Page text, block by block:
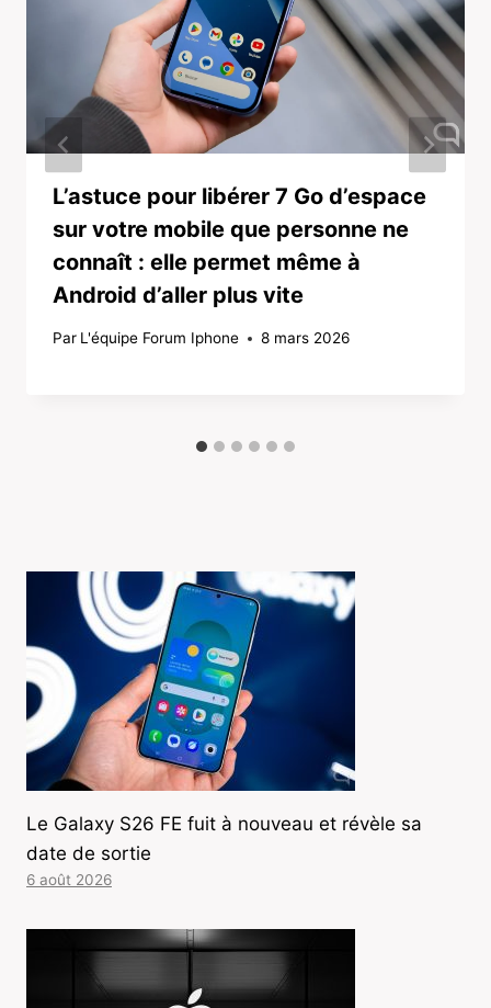
L’astuce pour libérer 7 Go d’espace
sur votre mobile que personne ne
connaît : elle permet même à
Android d’aller plus vite
Par L'équipe Forum Iphone 8 mars 2026
Le Galaxy S26 FE fuit à nouveau et révèle sa
date de sortie
6 août 2026